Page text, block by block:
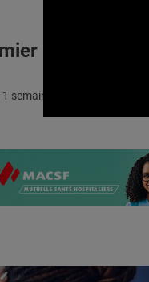
bilan français
semaine 4 jours